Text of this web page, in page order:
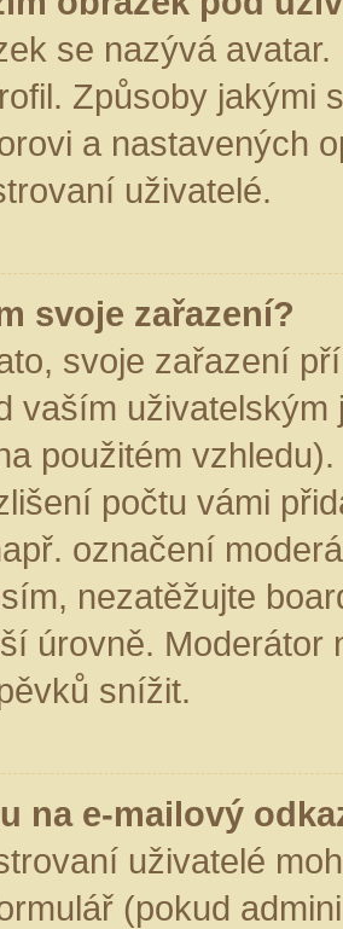
se nazývá
Způsoby jakými
a nastavených
uživatelé.
svoje zařazení?
svoje zařazení
vaším
použitém
počtu vámi
označení
nezatěžujte
úrovně. Moderátor
snížit.
na e-mailový
uživatelé
(pokud